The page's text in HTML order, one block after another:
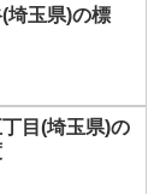
埼玉県)の標
目(埼玉県)の